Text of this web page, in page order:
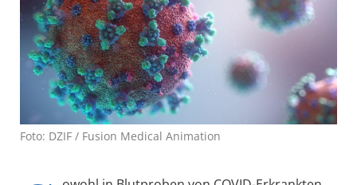
Foto: DZIF / Fusion Medical Animation